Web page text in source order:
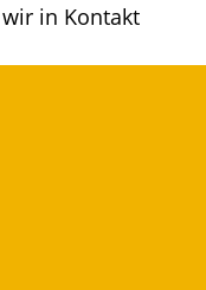
in Kontakt